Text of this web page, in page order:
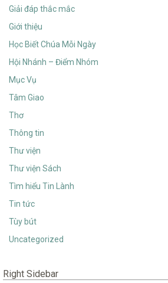
Giải đáp thắc mắc
Giới thiệu
Học Biết Chúa Mỗi Ngày
Hội Nhánh – Điểm Nhóm
Mục Vụ
Tâm Giao
Thơ
Thông tin
Thư viện
Thư viện Sách
Tìm hiểu Tin Lành
Tin tức
Tùy bút
Uncategorized
Right Sidebar